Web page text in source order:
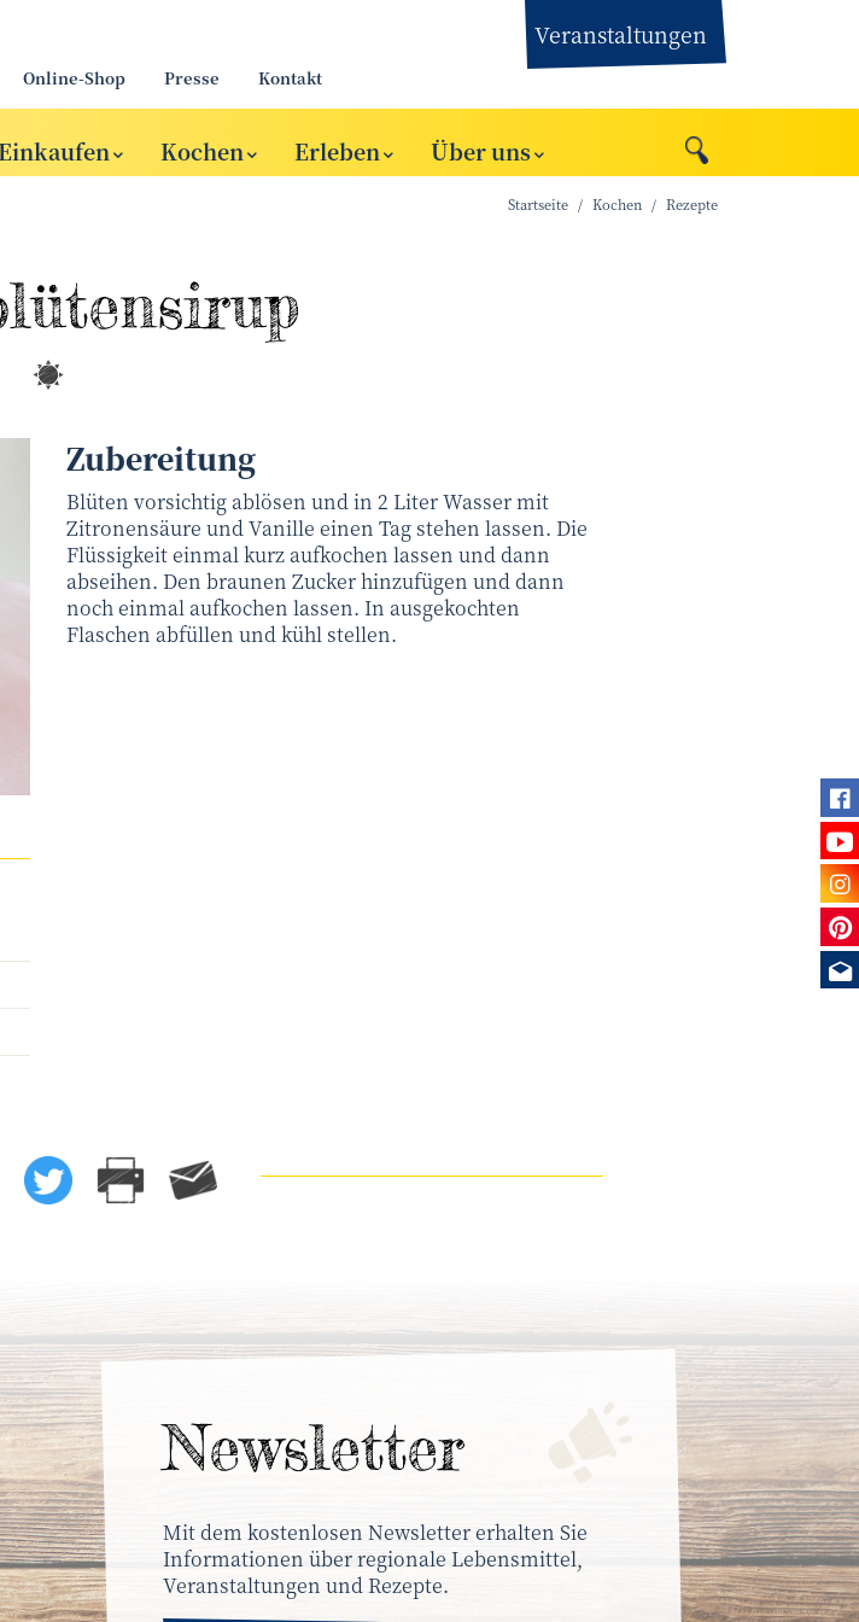
Online-Shop Presse Kontakt
Veranstaltungen
Kochen Erleben Über uns
Startseite Kochen Rezepte
Zubereitung
Blüten vorsichtig ablösen und in 2 Liter Wasser mit
Zitronensäure und Vanille einen Tag stehen lassen. Die
Flüssigkeit einmal kurz aufkochen lassen und dann
abseihen. Den braunen Zucker hinzufügen und dann
noch einmal aufkochen lassen. In ausgekochten
Flaschen abfüllen und kühl stellen.
News­letter
Mit dem kostenlosen Newsletter erhalten Sie
Informationen über regionale Lebensmittel,
Veranstaltungen und Rezepte.